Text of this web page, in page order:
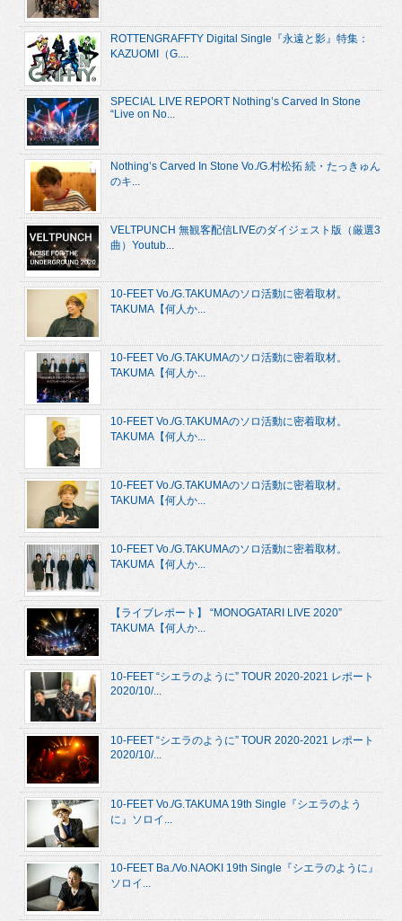
ROTTENGRAFFTY Digital Single『永遠と影』特集：
KAZUOMI（G....
SPECIAL LIVE REPORT Nothing’s Carved In Stone
“Live on No...
Nothing’s Carved In Stone Vo./G.村松拓 続・たっきゅん
のキ...
VELTPUNCH 無観客配信LIVEのダイジェスト版（厳選3
曲）Youtub...
10-FEET Vo./G.TAKUMAのソロ活動に密着取材。
TAKUMA【何人か...
10-FEET Vo./G.TAKUMAのソロ活動に密着取材。
TAKUMA【何人か...
10-FEET Vo./G.TAKUMAのソロ活動に密着取材。
TAKUMA【何人か...
10-FEET Vo./G.TAKUMAのソロ活動に密着取材。
TAKUMA【何人か...
10-FEET Vo./G.TAKUMAのソロ活動に密着取材。
TAKUMA【何人か...
【ライブレポート】 “MONOGATARI LIVE 2020”
TAKUMA【何人か...
10-FEET “シエラのように” TOUR 2020-2021 レポート
2020/10/...
10-FEET “シエラのように” TOUR 2020-2021 レポート
2020/10/...
10-FEET Vo./G.TAKUMA 19th Single『シエラのよう
に』ソロイ...
10-FEET Ba./Vo.NAOKI 19th Single『シエラのように』
ソロイ...